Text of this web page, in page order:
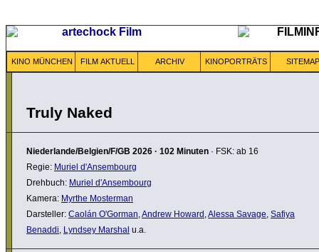
KINO MÜNCHEN FILM AKTUELL ARCHIV KINOPORTRÄTS SITEMAP
Truly Naked
Niederlande/Belgien/F/GB 2026 · 102 Minuten · FSK: ab 16
Regie: Muriel d'Ansembourg
Drehbuch: Muriel d'Ansembourg
Kamera: Myrthe Mosterman
Darsteller: Caolán O'Gorman,Andrew Howard ,Alessa Savage, Safiya
Benaddi, Lyndsey Marshal u.a.